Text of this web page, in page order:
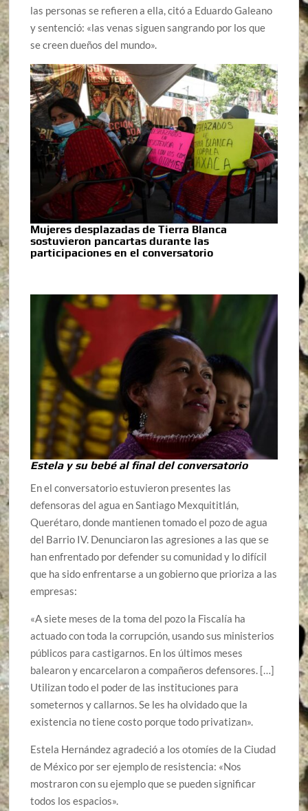
las personas se refieren a ella, citó a Eduardo Galeano
y sentenció: «las venas siguen sangrando por los que
se creen dueños del mundo».
Mujeres desplazadas de Tierra Blanca
sostuvieron pancartas durante las
participaciones en el conversatorio
Estela y su bebé al final del conversatorio
En el conversatorio estuvieron presentes las
defensoras del agua en Santiago Mexquititlán,
Querétaro, donde mantienen tomado el pozo de agua
del Barrio IV. Denunciaron las agresiones a las que se
han enfrentado por defender su comunidad y lo difícil
que ha sido enfrentarse a un gobierno que prioriza a las
empresas:
«A siete meses de la toma del pozo la Fiscalía ha
actuado con toda la corrupción, usando sus ministerios
públicos para castigarnos. En los últimos meses
balearon y encarcelaron a compañeros defensores. […]
Utilizan todo el poder de las instituciones para
someternos y callarnos. Se les ha olvidado que la
existencia no tiene costo porque todo privatizan».
Estela Hernández agradeció a los otomíes de la Ciudad
de México por ser ejemplo de resistencia: «Nos
mostraron con su ejemplo que se pueden significar
todos los espacios».